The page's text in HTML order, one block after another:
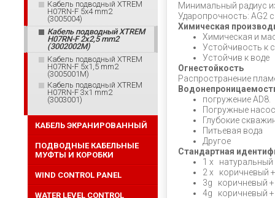
Минимальный радиус
Ударопрочность: AG2
Химическая
Химическая и
Устойчивость к
Устойчив к воде
Огнестойкость
Распространение
погружение AD8.
Погружные
Глубокие
Питьевая вода
Другое
Стандартная
1 х натуральный
2 х коричневый
3g коричневый
4g коричневый
Кабель подводный XTREM
H07RN-F 5x4 mm2
(3005004)
Кабель подводный XTREM
H07RN-F 2x2,5 mm2
(3002002М)
Кабель подводный XTREM
H07RN-F 5x1,5 mm2
(3005001M)
Кабель подводный XTREM
H07RN-F 3x1 mm2
(3003001)
КАБЕЛЬ ЭКРАНИРОВАННЫЙ
ПОДВОДНЫЕ КАБЕЛЬНЫЕ
МУФТЫ И КОРОБКИ
WIND CONTROL PANEL
WATER LEVEL CONTROL